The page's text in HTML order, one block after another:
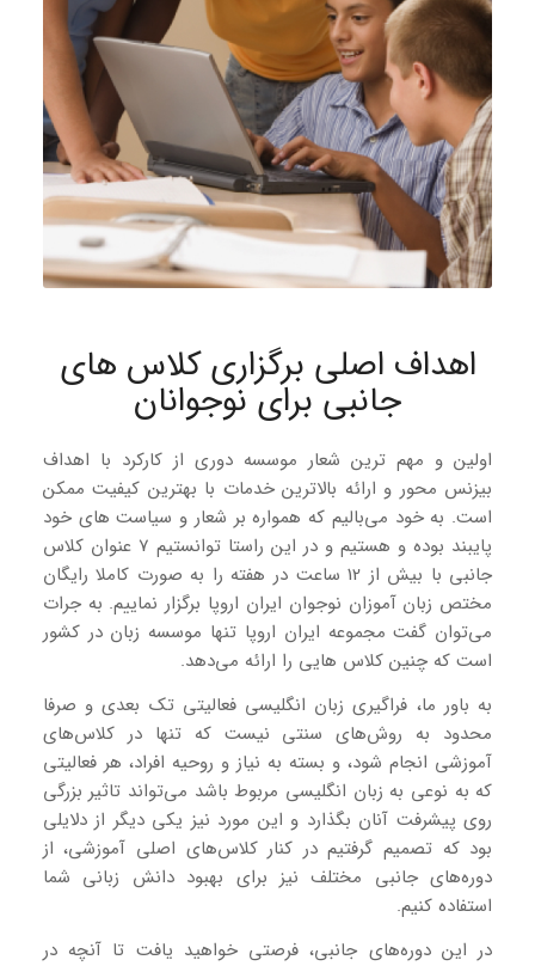
اهداف اصلی برگزاری کلاس های
جانبی برای نوجوانان
اولین و مهم ترین شعار موسسه دوری از کارکرد با اهداف
بیزنس محور و ارائه بالاترین خدمات با بهترین کیفیت ممکن
است. به خود می‌بالیم که همواره بر شعار و سیاست های خود
پایبند بوده و هستیم و در این راستا توانستیم 7 عنوان کلاس
جانبی با بیش از 12 ساعت در هفته را به صورت کاملا رایگان
مختص زبان آموزان نوجوان ایران اروپا برگزار نماییم. به جرات
می‌توان گفت مجموعه ایران اروپا تنها موسسه زبان در کشور
است که چنین کلاس هایی را ارائه می‌دهد.
به باور ما، فراگیری زبان انگلیسی فعالیتی تک بعدی و صرفا
محدود به روش‌های سنتی نیست که تنها در کلاس‌های
آموزشی انجام شود، و بسته به نیاز و روحیه افراد، هر فعالیتی
که به نوعی به زبان انگلیسی مربوط باشد می‌تواند تاثیر بزرگی
روی پیشرفت آنان بگذارد و این مورد نیز یکی دیگر از دلایلی
بود که تصمیم گرفتیم در کنار کلاس‌های اصلی آموزشی، از
دوره‌های جانبی مختلف نیز برای بهبود دانش زبانی شما
استفاده کنیم.
در این دوره‌های جانبی، فرصتی خواهید یافت تا آنچه در